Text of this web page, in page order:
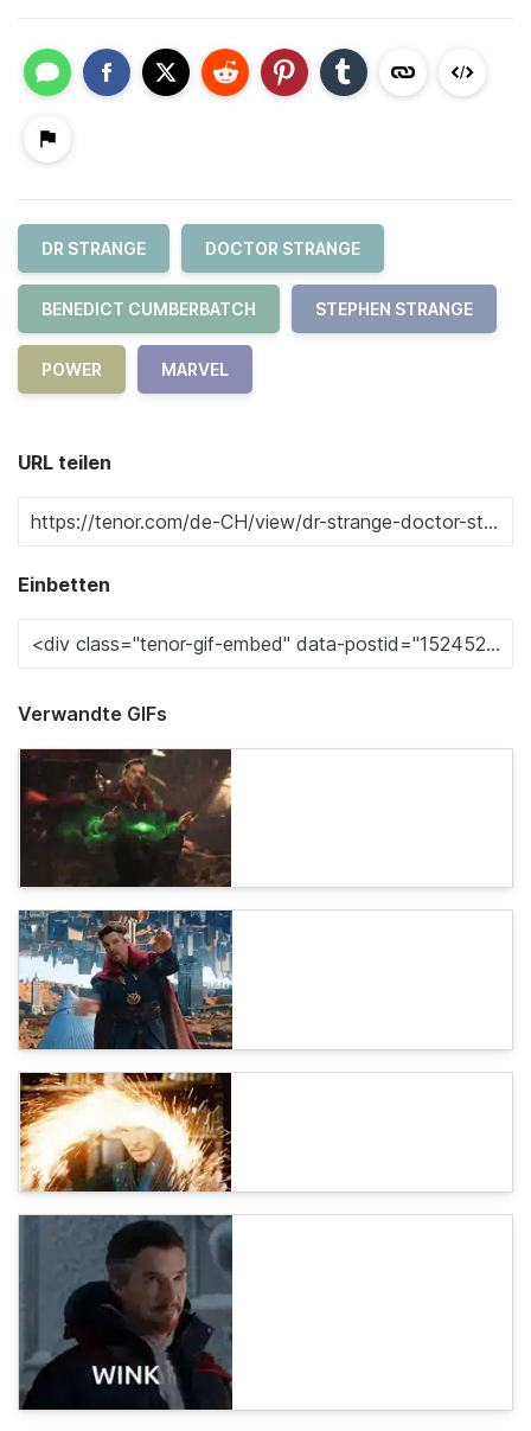
DR STRANGE DOCTOR STRANGE
BENEDICT CUMBERBATCH STEPHEN STRANGE
POWER MARVEL
URL teilen
Einbetten
Verwandte GIFs